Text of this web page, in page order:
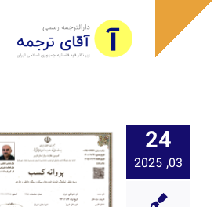
Skip
دارالترجمه‌ها
24
03, 2025